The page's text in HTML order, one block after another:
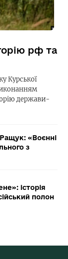
рф та
Курської
держави-
«Воєнні
з
історія
полон